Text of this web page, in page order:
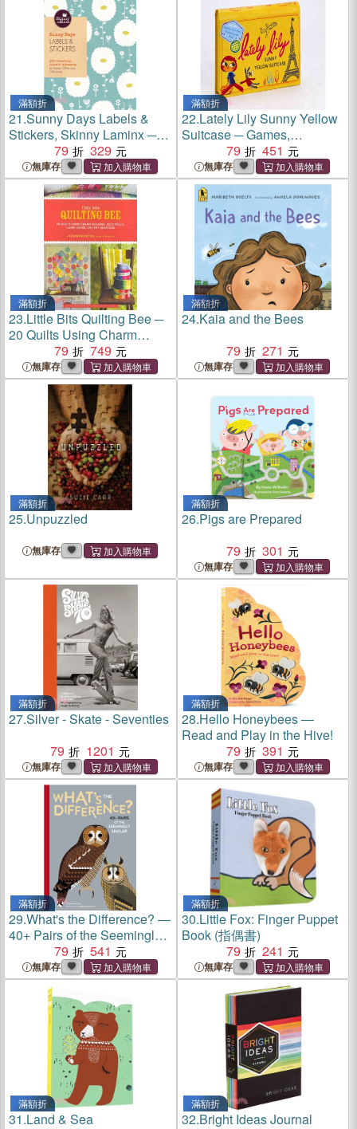
滿額折
21.Sunny Days Labels &
Stickers, Skinny Laminx ─
240 Cheerfully Colorful
Adhesives for Kitchen,
Office, and Gift-Giving
79 329
無庫存
滿額折
22.Lately Lily Sunny Yellow
Suitcase ─ Games,
Activities, Stickers, and Fun
With the Travelling Girl!
79 451
無庫存
滿額折
23.Little Bits Quilting Bee ─
20 Quilts Using Charm
Squares, Jelly Rolls, Layer
Cakes, and Fat Quarters
79 749
無庫存
滿額折
24.Kaia and the Bees
79
271
無庫存
滿額折
25.Unpuzzled
無庫存
滿額折
26.Pigs are Prepared
79
301
無庫存
滿額折
27.Silver - Skate - Seventies
79
1201
無庫存
滿額折
28.Hello Honeybees ―
Read and Play in the Hive!
79
391
無庫存
滿額折
29.What's the Difference? ―
40+ Pairs of the Seemingly
79 541
無庫存
滿額折
30.Little Fox: Finger Puppet
Book (指偶書)
79
241
無庫存
滿額折
31.Land & Sea
滿額折
32.Bright Ideas Journal